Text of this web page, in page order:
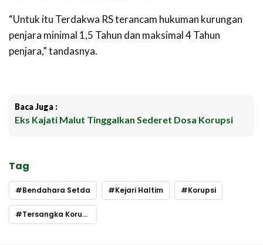
“Untuk itu Terdakwa RS terancam hukuman kurungan
penjara minimal 1,5 Tahun dan maksimal 4 Tahun
penjara,” tandasnya.
Baca Juga :
Eks Kajati Malut Tinggalkan Sederet Dosa Korupsi
Tag
Bendahara Setda Kejari Haltim Korupsi
Tersangka Korupsi